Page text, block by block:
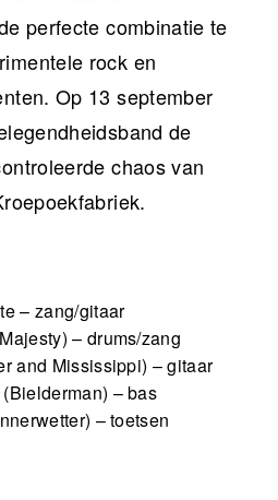
perfecte combinatie te
rock en
Op 13 september
de
chaos van
– zang/gitaar
– drums/zang
and Mississippi) – gitaar
– bas
– toetsen